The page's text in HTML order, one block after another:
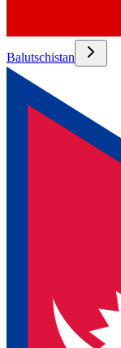
Balutschistan